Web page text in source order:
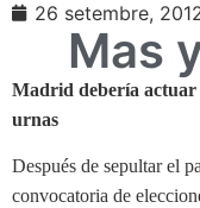
26 setembre,
Mas
Madrid debería actuar
urnas
Después de sepultar el
convocatoria de